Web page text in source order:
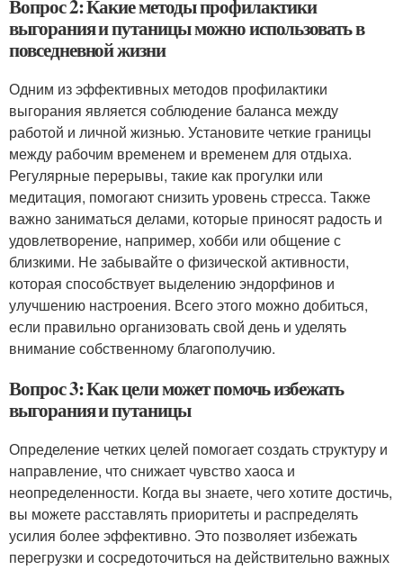
Вопрос 2: Какие методы профилактики
выгорания и путаницы можно использовать в
повседневной жизни
Одним из эффективных методов профилактики
выгорания является соблюдение баланса между
работой и личной жизнью. Установите четкие границы
между рабочим временем и временем для отдыха.
Регулярные перерывы, такие как прогулки или
медитация, помогают снизить уровень стресса. Также
важно заниматься делами, которые приносят радость и
удовлетворение, например, хобби или общение с
близкими. Не забывайте о физической активности,
которая способствует выделению эндорфинов и
улучшению настроения. Всего этого можно добиться,
если правильно организовать свой день и уделять
внимание собственному благополучию.
Вопрос 3: Как цели может помочь избежать
выгорания и путаницы
Определение четких целей помогает создать структуру и
направление, что снижает чувство хаоса и
неопределенности. Когда вы знаете, чего хотите достичь,
вы можете расставлять приоритеты и распределять
усилия более эффективно. Это позволяет избежать
перегрузки и сосредоточиться на действительно важных